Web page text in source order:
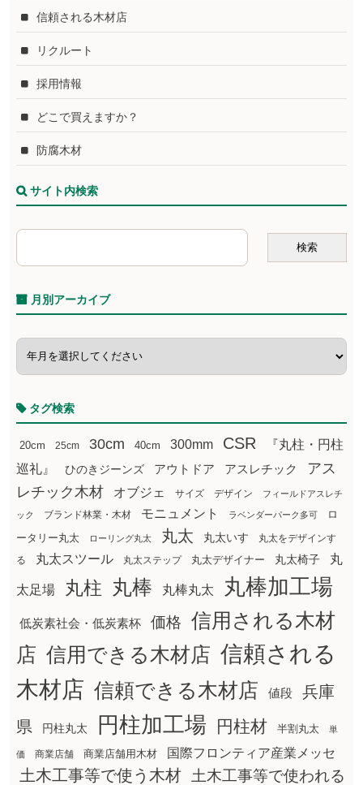
信頼される木材店
リクルート
採用情報
どこで買えますか？
防腐木材
サイト内検索
月別アーカイブ
タグ検索
20cm 25cm 30cm 40cm 300mm CSR
『丸柱・円柱
巡礼』
ひのきジーンズ アウトドア アスレチック
アス
レチック木材
オブジェ サイズ デザイン フィールドアスレチ
ック ブランド林業・木材 モニュメント ラベンダーパーク多可
ロ
ータリー丸太
ローリング丸太 丸太 丸太いす
丸太をデザインす
る
丸太スツール 丸太ステップ 丸太デザイナー 丸太椅子 丸
太足場 丸柱 丸棒 丸棒丸太 丸棒加工場
低炭素社会・低炭素杯 価格
信用される木材
店 信用できる木材店 信頼される
木材店 信頼できる木材店 値段
兵庫
県
円柱丸太 円柱加工場 円柱材 半割丸太 単
価 商業店舗 商業店舗用木材 国際フロンティア産業メッセ
土木工事等で使う木材
土木工事等で使われる